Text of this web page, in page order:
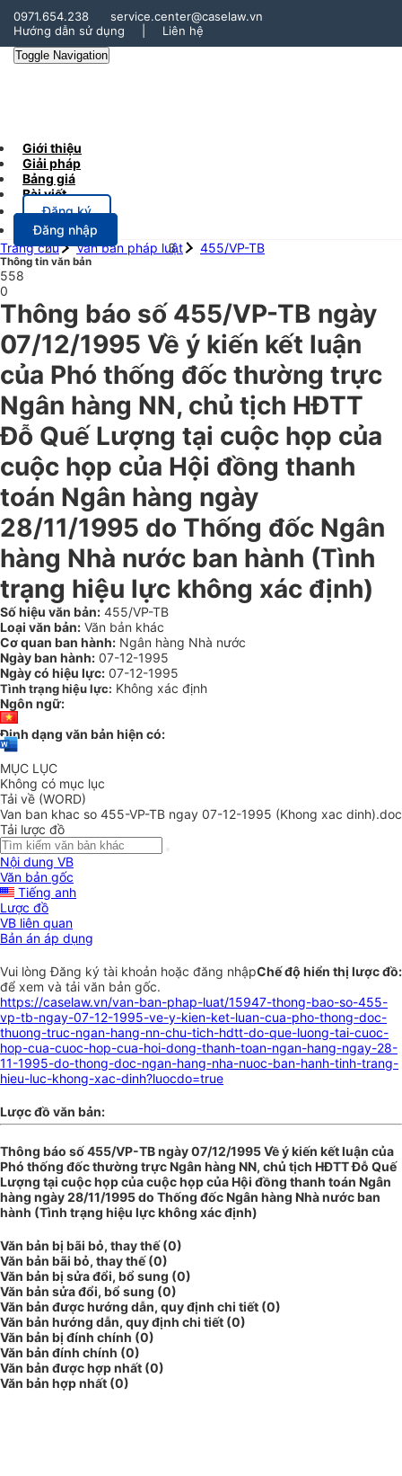
0971.654.238
service.center@caselaw.vn
Hướng dẫn sử dụng
Liên hệ
Toggle Navigation
Giới thiệu
Giải pháp
Bảng giá
Bài viết
Đăng ký
Đăng nhập
Trang chủ
Văn bản pháp luật 455/VP-TB
Thông tin văn bản
558
0
Thông báo số 455/VP-TB ngày
07/12/1995 Về ý kiến kết luận
của Phó thống đốc thường trực
Ngân hàng NN, chủ tịch HĐTT
Đỗ Quế Lượng tại cuộc họp của
cuộc họp của Hội đồng thanh
toán Ngân hàng ngày
28/11/1995 do Thống đốc Ngân
hàng Nhà nước ban hành (Tình
trạng hiệu lực không xác định)
Số hiệu văn bản: 455/VP-TB
Loại văn bản: Văn bản khác
Cơ quan ban hành: Ngân hàng Nhà nước
Ngày ban hành: 07-12-1995
Ngày có hiệu lực: 07-12-1995
Tình trạng hiệu lực: Không xác định
Ngôn ngữ:
Định dạng văn bản hiện có:
MỤC LỤC
Không có mục lục
Tải về (WORD)
Van ban khac so 455-VP-TB ngay 07-12-1995 (Khong xac dinh).doc
Tải lược đồ
Nội dung VB
Văn bản gốc
Tiếng anh
Lược đồ
VB liên quan
Bản án áp dụng
Chế độ hiển thị lược đồ:
Vui lòngĐăng ký tài khoản hoặc đăng nhập
để xem và tải văn bản gốc.
https://caselaw.vn/van-ban-phap-luat/15947-thong-bao-so-455-
vp-tb-ngay-07-12-1995-ve-y-kien-ket-luan-cua-pho-thong-doc-
thuong-truc-ngan-hang-nn-chu-tich-hdtt-do-que-luong-tai-cuoc-
hop-cua-cuoc-hop-cua-hoi-dong-thanh-toan-ngan-hang-ngay-28-
11-1995-do-thong-doc-ngan-hang-nha-nuoc-ban-hanh-tinh-trang-
hieu-luc-khong-xac-dinh?luocdo=true
Lược đồ văn bản:
Thông báo số 455/VP-TB ngày 07/12/1995 Về ý kiến kết luận của
Phó thống đốc thường trực Ngân hàng NN, chủ tịch HĐTT Đỗ Quế
Lượng tại cuộc họp của cuộc họp của Hội đồng thanh toán Ngân
hàng ngày 28/11/1995 do Thống đốc Ngân hàng Nhà nước ban
hành (Tình trạng hiệu lực không xác định)
Văn bản bị bãi bỏ, thay thế (0)
Văn bản bãi bỏ, thay thế (0)
Văn bản bị sửa đổi, bổ sung (0)
Văn bản sửa đổi, bổ sung (0)
Văn bản được hướng dẫn, quy định chi tiết (0)
Văn bản hướng dẫn, quy định chi tiết (0)
Văn bản bị đính chính (0)
Văn bản đính chính (0)
Văn bản được hợp nhất (0)
Văn bản hợp nhất (0)